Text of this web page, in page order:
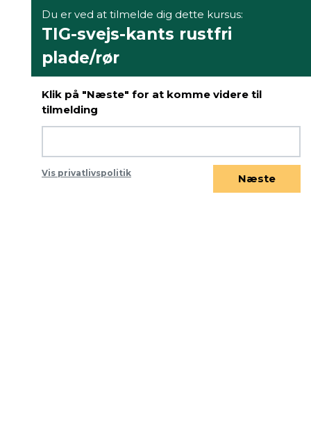
Du er ved at tilmelde dig dette kursus:
TIG-svejs-kants rustfri
plade/rør
Klik på "Næste" for at komme videre til
tilmelding
Vis privatlivspolitik